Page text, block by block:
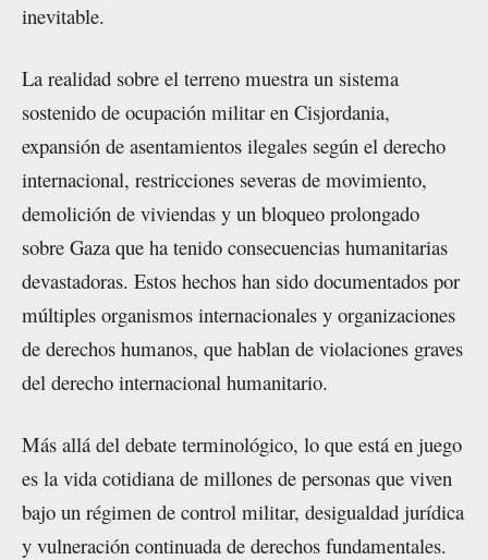
inevitable.
La realidad sobre el terreno muestra un sistema
sostenido de ocupación militar en Cisjordania,
expansión de asentamientos ilegales según el derecho
internacional, restricciones severas de movimiento,
demolición de viviendas y un bloqueo prolongado
sobre Gaza que ha tenido consecuencias humanitarias
devastadoras. Estos hechos han sido documentados por
múltiples organismos internacionales y organizaciones
de derechos humanos, que hablan de violaciones graves
del derecho internacional humanitario.
Más allá del debate terminológico, lo que está en juego
es la vida cotidiana de millones de personas que viven
bajo un régimen de control militar, desigualdad jurídica
y vulneración continuada de derechos fundamentales.